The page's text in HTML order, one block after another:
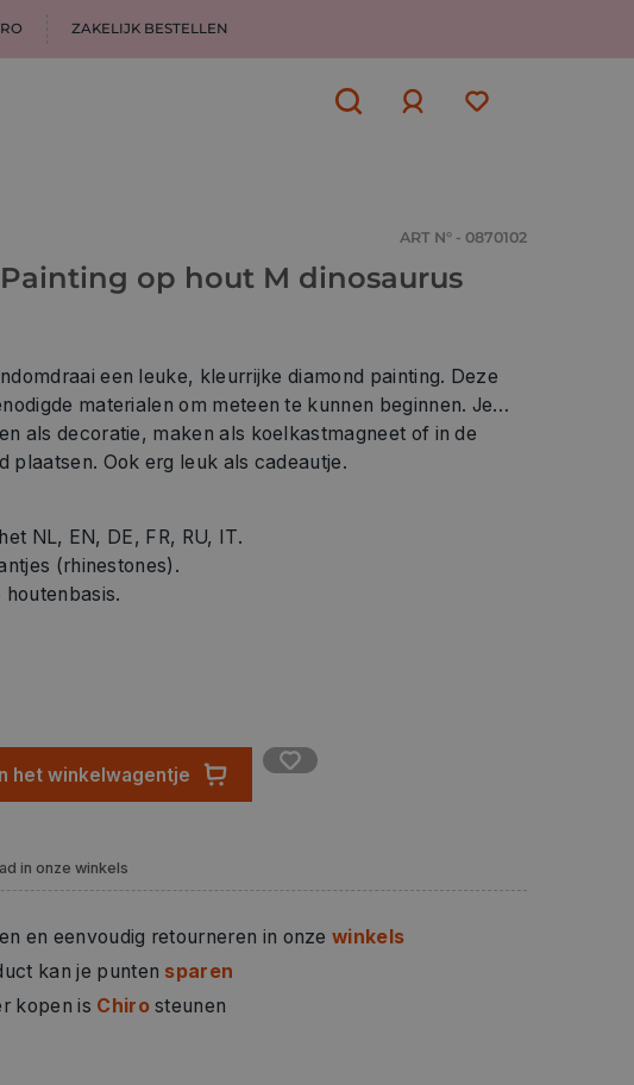
ZAKELIJK BESTELLEN
ART N° - 0870102
op hout M dinosaurus
een leuke, kleurrijke diamond painting. Deze
materialen om meteen te kunnen beginnen. Je
als decoratie, maken als koelkastmagneet of in de
plaatsen. Ook erg leuk als cadeautje.
NL, EN, DE, FR, RU, IT.
(rhinestones).
in de vorm van het figuurtje.
het winkelwagentje
in onze winkels
en eenvoudig retourneren in onzewinkels
kan je punten sparen
kopen is Chirosteunen